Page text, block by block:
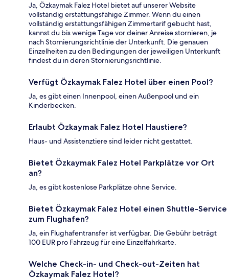
Ja, Özkaymak Falez Hotel bietet auf unserer Website
vollständig erstattungsfähige Zimmer. Wenn du einen
vollständig erstattungsfähigen Zimmertarif gebucht hast,
kannst du bis wenige Tage vor deiner Anreise stornieren, je
nach Stornierungsrichtlinie der Unterkunft. Die genauen
Einzelheiten zu den Bedingungen der jeweiligen Unterkunft
findest du in deren Stornierungsrichtlinie.
Verfügt Özkaymak Falez Hotel über einen Pool?
Ja, es gibt einen Innenpool, einen Außenpool und ein
Kinderbecken.
Erlaubt Özkaymak Falez Hotel Haustiere?
Haus- und Assistenztiere sind leider nicht gestattet.
Bietet Özkaymak Falez Hotel Parkplätze vor Ort
an?
Ja, es gibt kostenlose Parkplätze ohne Service.
Bietet Özkaymak Falez Hotel einen Shuttle-Service
zum Flughafen?
Ja, ein Flughafentransfer ist verfügbar. Die Gebühr beträgt
100 EUR pro Fahrzeug für eine Einzelfahrkarte.
Welche Check-in- und Check-out-Zeiten hat
Özkaymak Falez Hotel?